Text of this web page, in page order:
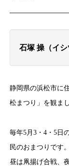
石塚 操（イシ
静岡県の浜松市に
松まつり」を観まし
毎年5月3・4・5日
民のおまつりです。
昼は凧揚げ合戦、